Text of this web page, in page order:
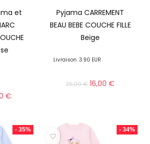
et
€
Pyjama CARREMENT
BEAU BEBE COUCHE FILLE
Beige
Livraison 3.90 EUR
25,00€ 16,00€
- 35% - 34%